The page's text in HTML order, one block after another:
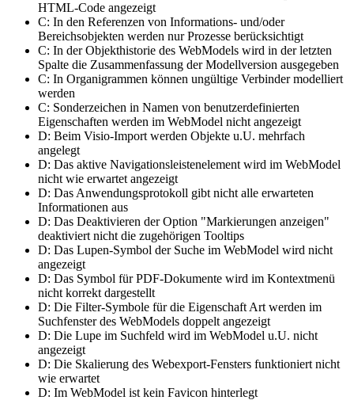
HTML-Code angezeigt
C: In den Referenzen von Informations- und/oder
Bereichsobjekten werden nur Prozesse berücksichtigt
C: In der Objekthistorie des WebModels wird in der letzten
Spalte die Zusammenfassung der Modellversion ausgegeben
C: In Organigrammen können ungültige Verbinder modelliert
werden
C: Sonderzeichen in Namen von benutzerdefinierten
Eigenschaften werden im WebModel nicht angezeigt
D: Beim Visio-Import werden Objekte u.U. mehrfach
angelegt
D: Das aktive Navigationsleistenelement wird im WebModel
nicht wie erwartet angezeigt
D: Das Anwendungsprotokoll gibt nicht alle erwarteten
Informationen aus
D: Das Deaktivieren der Option "Markierungen anzeigen"
deaktiviert nicht die zugehörigen Tooltips
D: Das Lupen-Symbol der Suche im WebModel wird nicht
angezeigt
D: Das Symbol für PDF-Dokumente wird im Kontextmenü
nicht korrekt dargestellt
D: Die Filter-Symbole für die Eigenschaft Art werden im
Suchfenster des WebModels doppelt angezeigt
D: Die Lupe im Suchfeld wird im WebModel u.U. nicht
angezeigt
D: Die Skalierung des Webexport-Fensters funktioniert nicht
wie erwartet
D: Im WebModel ist kein Favicon hinterlegt